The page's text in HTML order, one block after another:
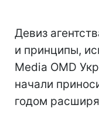
Девиз
и принципы,
Media OMD
начали
годом